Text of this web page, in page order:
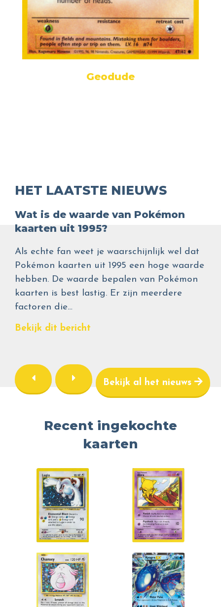
Geodude
HET LAATSTE NIEUWS
Wat is de waarde van Pokémon
kaarten uit 1995?
Als echte fan weet je waarschijnlijk wel dat
Pokémon kaarten uit 1995 een hoge waarde
hebben. De waarde bepalen van Pokémon
kaarten is best lastig. Er zijn meerdere
factoren die…
Bekijk dit bericht
Bekijk al het nieuws
Recent ingekochte
kaarten